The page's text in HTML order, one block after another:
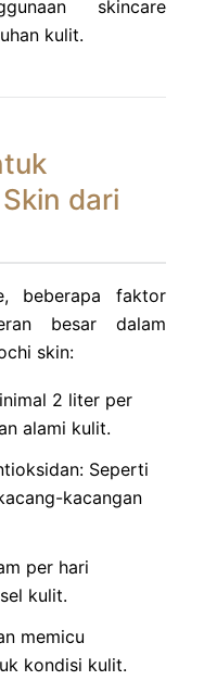
skincare
kulit.
dari
beberapa faktor
besar dalam
skin:
2 liter per
alami kulit.
Seperti
kacangan
per hari
kulit.
memicu
kondisi kulit.